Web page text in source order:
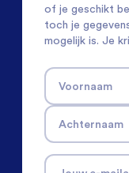
of je geschikt
toch je
mogelijk is. Je
Voornaam
Achternaam